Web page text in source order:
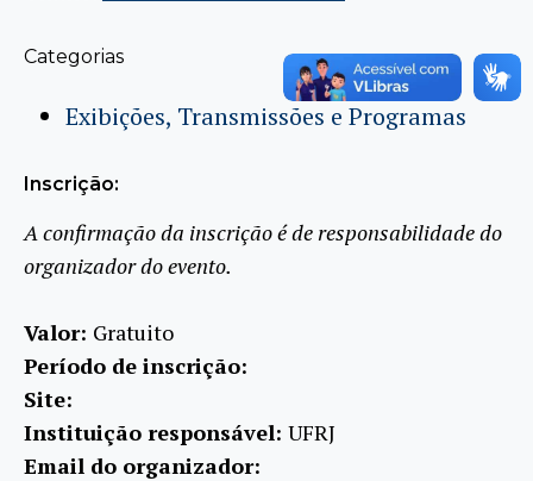
Categorias
Exibições, Transmissões e Programas
Inscrição:
A confirmação da inscrição é de responsabilidade do
organizador do evento.
Valor: Gratuito
Período de inscrição:
Site:
Instituição responsável: UFRJ
Email do organizador: